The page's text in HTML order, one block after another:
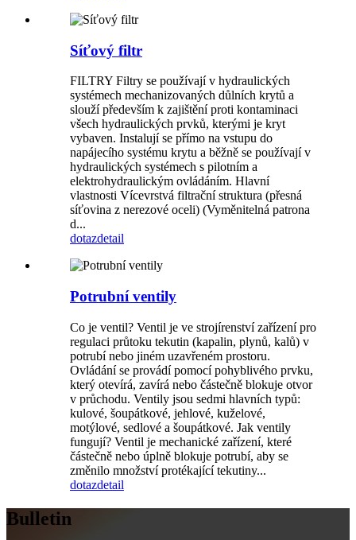
Síťový filtr
FILTRY Filtry se používají v hydraulických
systémech mechanizovaných důlních krytů a
slouží především k zajištění proti kontaminaci
všech hydraulických prvků, kterými je kryt
vybaven. Instalují se přímo na vstupu do
napájecího systému krytu a běžně se používají v
hydraulických systémech s pilotním a
elektrohydraulickým ovládáním. Hlavní
vlastnosti Vícevrstvá filtrační struktura (přesná
síťovina z nerezové oceli) (Vyměnitelná patrona
d...
dotazdetail
Potrubní ventily
Co je ventil? Ventil je ve strojírenství zařízení pro
regulaci průtoku tekutin (kapalin, plynů, kalů) v
potrubí nebo jiném uzavřeném prostoru.
Ovládání se provádí pomocí pohyblivého prvku,
který otevírá, zavírá nebo částečně blokuje otvor
v průchodu. Ventily jsou sedmi hlavních typů:
kulové, šoupátkové, jehlové, kuželové,
motýlové, sedlové a šoupátkové. Jak ventily
fungují? Ventil je mechanické zařízení, které
částečně nebo úplně blokuje potrubí, aby se
změnilo množství protékající tekutiny...
dotazdetail
Bulletin